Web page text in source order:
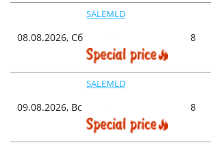
08.08.2026, Сб
SALEMLD
8
09.08.2026, Вс
SALEMLD
8